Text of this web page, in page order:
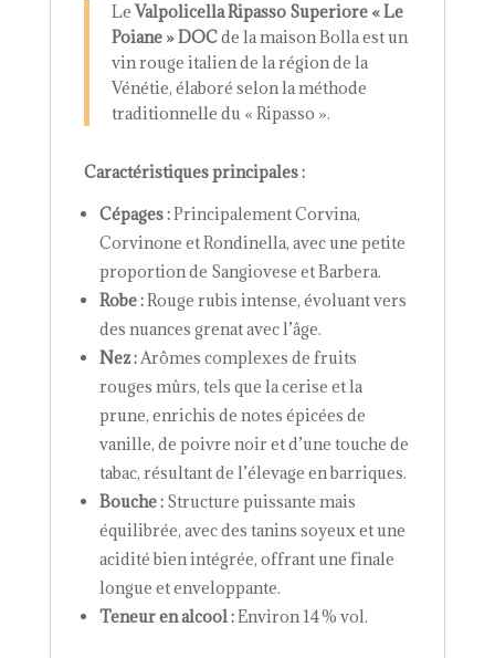
Le Valpolicella Ripasso Superiore « Le
Poiane » DOCde la maison Bolla est un
vin rouge italien de la région de la
Vénétie, élaboré selon la méthode
traditionnelle du « Ripasso ».
Caractéristiques principales :
Cépages :Principalement Corvina,
Corvinone et Rondinella, avec une petite
proportion de Sangiovese et Barbera.
Robe :Rouge rubis intense, évoluant vers
des nuances grenat avec l’âge.
Nez :Arômes complexes de fruits
rouges mûrs, tels que la cerise et la
prune, enrichis de notes épicées de
vanille, de poivre noir et d’une touche de
tabac, résultant de l’élevage en barriques.
Bouche :Structure puissante mais
équilibrée, avec des tanins soyeux et une
acidité bien intégrée, offrant une finale
longue et enveloppante.
Teneur en alcool :Environ 14 % vol.